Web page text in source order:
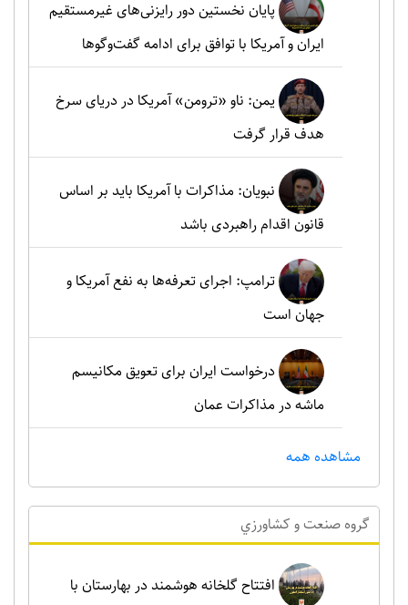
پایان نخستین دور رایزنی‌های غیرمستقیم
ایران و آمریکا با توافق برای ادامه گفت‌وگوها
یمن: ناو «ترومن» آمریکا در دریای سرخ
هدف قرار گرفت
نبویان: مذاکرات با آمریکا باید بر اساس
قانون اقدام راهبردی باشد
ترامپ: اجرای تعرفه‌ها به نفع آمریکا و
جهان است
درخواست ایران برای تعویق مکانیسم
ماشه در مذاکرات عمان
مشاهده همه
گروه صنعت و کشاورزي
افتتاح گلخانه هوشمند در بهارستان با